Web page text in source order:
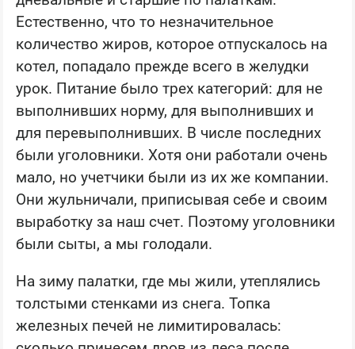
Естественно, что то незначительное
количество жиров, которое отпускалось на
котел, попадало прежде всего в желудки
урок. Питание было трех категорий: для не
выполнивших норму, для выполнивших и
для перевыполнивших. В числе последних
были уголовники. Хотя они работали очень
мало, но учетчики были из их же компании.
Они жульничали, приписывая себе и своим
выработку за наш счет. Поэтому уголовники
были сыты, а мы голодали.
На зиму палатки, где мы жили, утеплялись
толстыми стенками из снега. Топка
железных печей не лимитировалась: